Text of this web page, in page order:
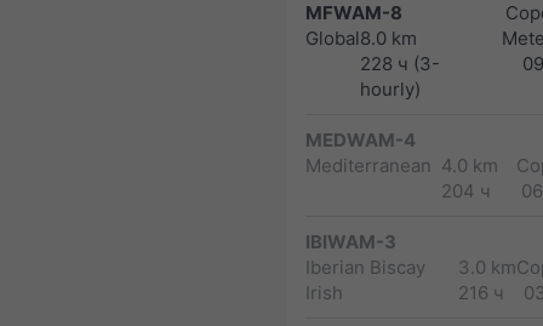
MFWAM-8
Global8.0 km
228 ч (3-
hourly)
MEDWAM-4
Mediterranean 4.0 km
204 ч
IBIWAM-3
Iberian Biscay
Irish
3.0 km
216 ч